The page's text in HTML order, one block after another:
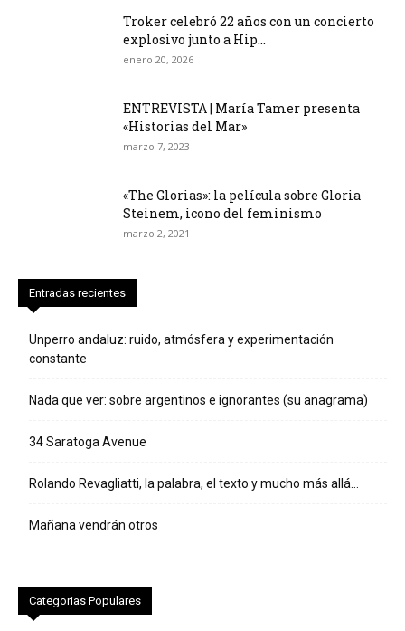
Troker celebró 22 años con un concierto
explosivo junto a Hip...
enero 20, 2026
ENTREVISTA | María Tamer presenta
«Historias del Mar»
marzo 7, 2023
«The Glorias»: la película sobre Gloria
Steinem, icono del feminismo
marzo 2, 2021
Entradas recientes
Unperro andaluz: ruido, atmósfera y experimentación
constante
Nada que ver: sobre argentinos e ignorantes (su anagrama)
34 Saratoga Avenue
Rolando Revagliatti, la palabra, el texto y mucho más allá…
Mañana vendrán otros
Categorias Populares